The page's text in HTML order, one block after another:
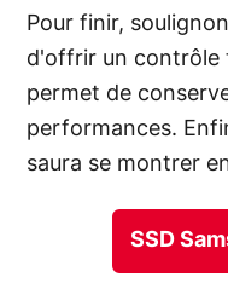
Pour finir,
d'offrir un contrôle
permet de
performances.
saura se montrer
SSD